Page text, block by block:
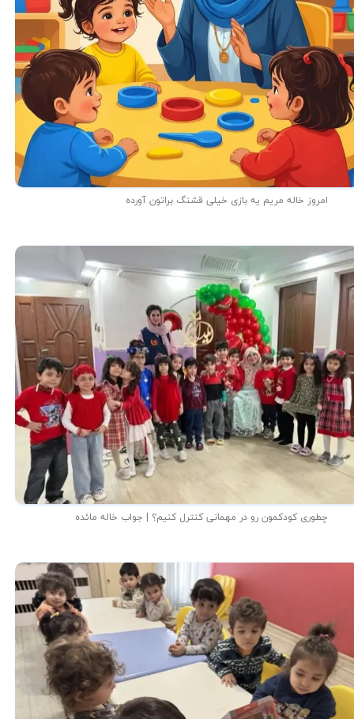
امروز خاله مریم یه بازی خیلی قشنگ براتون آورده
چطوری کودکمون رو در مهمانی کنترل کنیم؟ | جواب خاله مائده